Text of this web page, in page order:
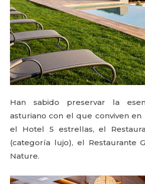
Han sabido preservar la
asturiano con el que conviven
el Hotel 5 estrellas, el
(categoría lujo), el Restaurante
Nature.